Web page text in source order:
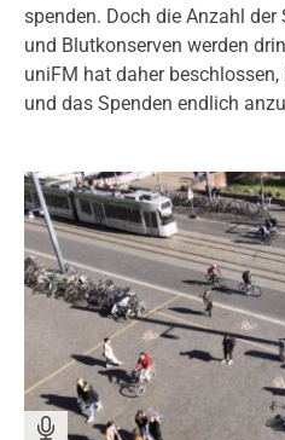
spenden. Doch die Anzahl
und Blutkonserven werden
uniFM hat daher
und das Spenden endlich